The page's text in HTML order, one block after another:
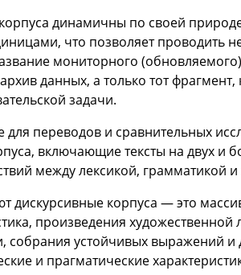
динамичны по своей
что позволяет проводить
мониторного
данных, а только тот
задачи.
для переводов и сравнительных
включающие тексты на двух и
между лексикой, грамматикой и
дискурсивные корпуса — это
произведения художественной
собрания устойчивых выражений и
и прагматические